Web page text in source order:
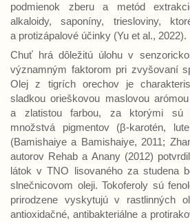
podmienok zberu a metód
alkaloidy, saponíny, triesloviny,
a protizápalové účinky (Yu et al., 2022).
Chuť hrá dôležitú úlohu v
významným faktorom pri zvyšovaní
Olej z tigrích orechov je
sladkou orieškovou maslovou
a zlatistou farbou, za ktorými sú
množstvá pigmentov (β-karotén,
(Bamishaiye a Bamishaiye, 2011;
autorov Rehab a Anany (2012)
látok v TNO lisovaného za studena
slnečnicovom oleji. Tokoferoly sú
prirodzene vyskytujú v rastlinných
antioxidačné, antibakteriálne a